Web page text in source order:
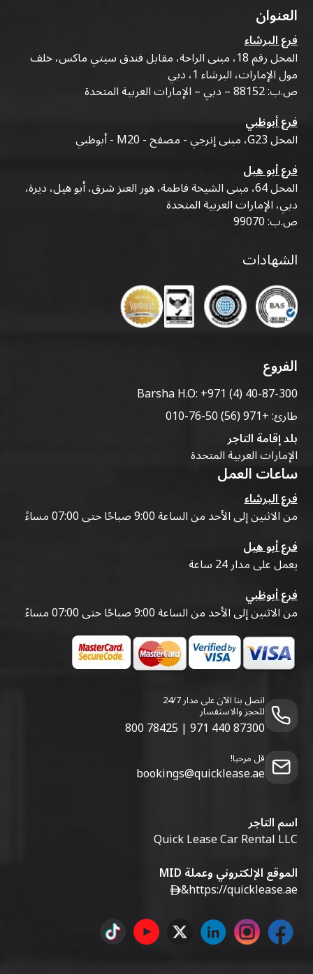
العنوان
فرع البرشاء
المحل رقم 18، مبنى الراحة، مقابل فندق سيتي ماكس، خلف
مول الإمارات، البرشاء 1، دبي
ص.ب: 88152 – دبي – الإمارات العربية المتحدة
فرع أبوظبي
المحل G23، مبنى إنرجي - مصفح - M20 - أبوظبي
فرع أبو هيل
المحل 64، مبنى الشيخة فاطمة، هور العنز شرق، أبو هيل، ديرة،
دبي، الإمارات العربية المتحدة
ص.ب: 99070
الشهادات
الفروع
Barsha H.O:+971 (4) 40-87-300
طارئ:+971 (56) 50-76-010
بلد إقامة التاجر
الإمارات العربية المتحدة
ساعات العمل
فرع البرشاء
من الاثنين إلى الأحد من الساعة 9:00 صباحًا حتى 07:00 مساءً
فرع أبو هيل
يعمل على مدار 24 ساعة
فرع أبوظبي
من الاثنين إلى الأحد من الساعة 9:00 صباحًا حتى 07:00 مساءً
اتصل بنا الآن على مدار 24/7
للحجز والاستفسار
800 78425 | 971 440 87300
قل مرحبا!
bookings@quicklease.ae
اسم التاجر
Quick Lease Car Rental LLC
الموقع الإلكتروني وعملة MID
https://quicklease.ae
&